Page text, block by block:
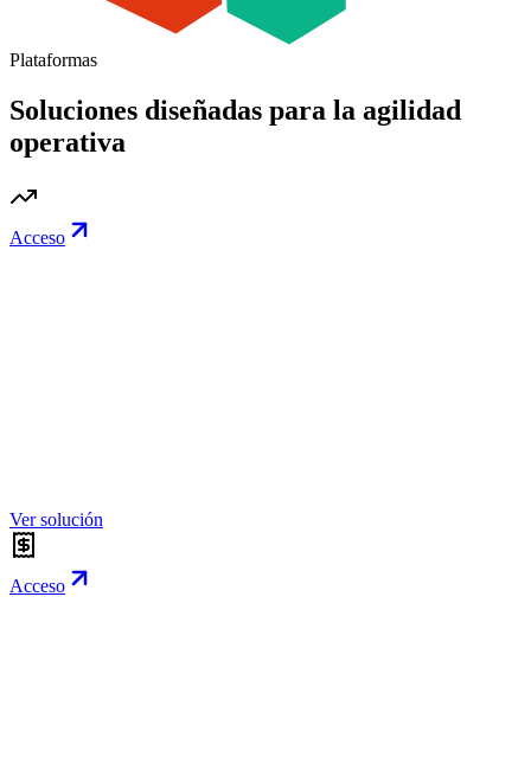
Plataformas
Soluciones diseñadas para la agilidad
operativa
Acceso
Ver solución
Acceso